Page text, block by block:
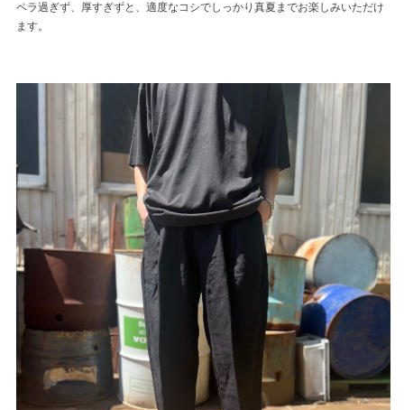
ペラ過ぎず、厚すぎずと、適度なコシでしっかり真夏までお楽しみいただけ
ます。